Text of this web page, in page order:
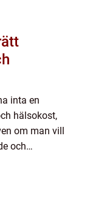
inta en
hälsokost,
om man vill
och